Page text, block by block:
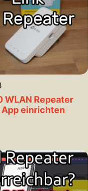
WLAN Repeater
einrichten